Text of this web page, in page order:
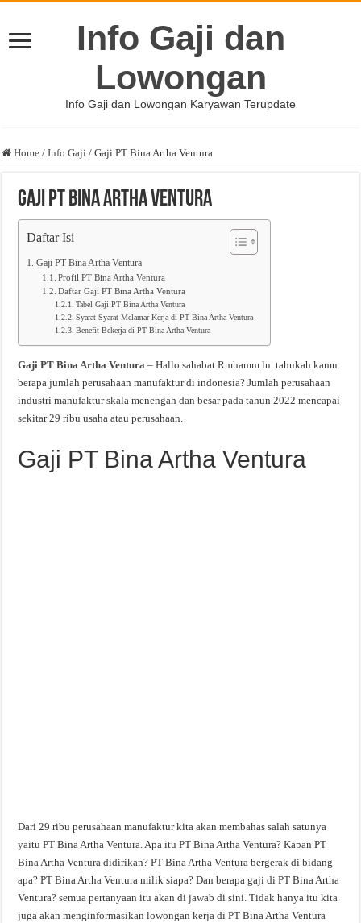
Info Gaji dan
Lowongan
Info Gaji dan Lowongan Karyawan Terupdate
Home / Info Gaji / Gaji PT Bina Artha Ventura
Gaji PT Bina Artha Ventura
Daftar Isi
Gaji PT Bina Artha Ventura
Profil PT Bina Artha Ventura
Daftar Gaji PT Bina Artha Ventura
Tabel Gaji PT Bina Artha Ventura
Syarat Syarat Melamar Kerja di PT Bina Artha Ventura
Benefit Bekerja di PT Bina Artha Ventura
Gaji PT Bina Artha Ventura – Hallo sahabat Rmhamm.lu tahukah kamu
berapa jumlah perusahaan manufaktur di indonesia? Jumlah perusahaan
industri manufaktur skala menengah dan besar pada tahun 2022 mencapai
sekitar 29 ribu usaha atau perusahaan.
Gaji PT Bina Artha Ventura
Dari 29 ribu perusahaan manufaktur kita akan membahas salah satunya
yaitu PT Bina Artha Ventura. Apa itu PT Bina Artha Ventura? Kapan PT
Bina Artha Ventura didirikan? PT Bina Artha Ventura bergerak di bidang
apa? PT Bina Artha Ventura milik siapa? Dan berapa gaji di PT Bina Artha
Ventura? semua pertanyaan itu akan di jawab di sini. Tidak hanya itu kita
juga akan menginformasikan lowongan kerja di PT Bina Artha Ventura